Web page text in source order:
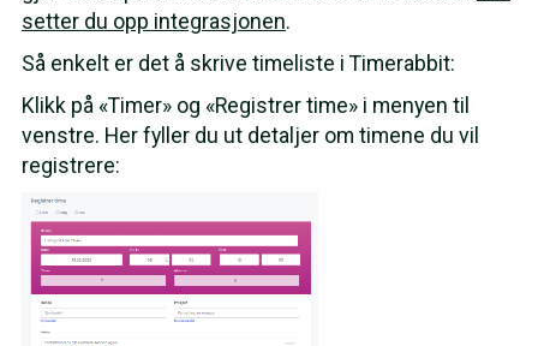
setter du opp integrasjonen.
Så enkelt er det å skrive timeliste i Timerabbit:
Klikk på «Timer» og «Registrer time» i menyen til
venstre. Her fyller du ut detaljer om timene du vil
registrere: